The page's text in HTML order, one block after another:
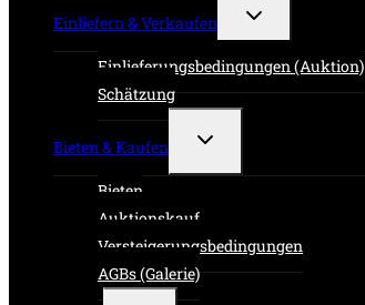
Einliefern & Verkaufen
Untermenü
Einlieferungsbedingungen (Auktion)
Schätzung
Bieten & Kaufen
Untermenü
Bieten
Auktionskauf
Versteigerungsbedingungen
AGBs (Galerie)